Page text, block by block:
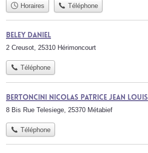
Horaires Téléphone
BELEY Daniel
2 Creusot, 25310 Hérimoncourt
Téléphone
BERTONCINI Nicolas Patrice Jean Louis
8 Bis Rue Telesiege, 25370 Métabief
Téléphone